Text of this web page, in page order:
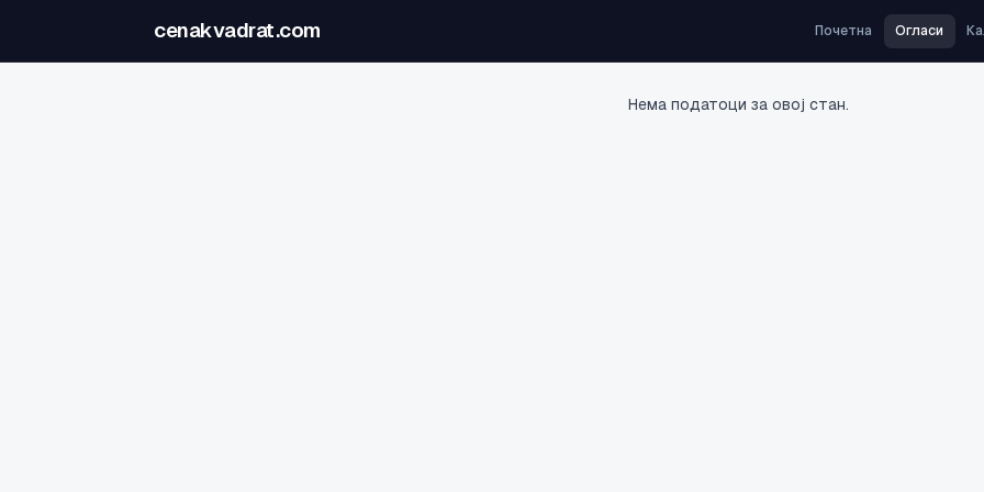
cenakvadrat.com Почетна Огласи
Нема податоци за овој стан.